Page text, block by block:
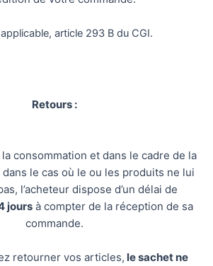
article 293 B du CGI.
Retours :
consommation et dans le cadre de la
le cas où le ou les produits ne lui
l’acheteur dispose d’un délai de
joursà compter de la réception de sa
commande.
retourner vos articles, le sachet ne